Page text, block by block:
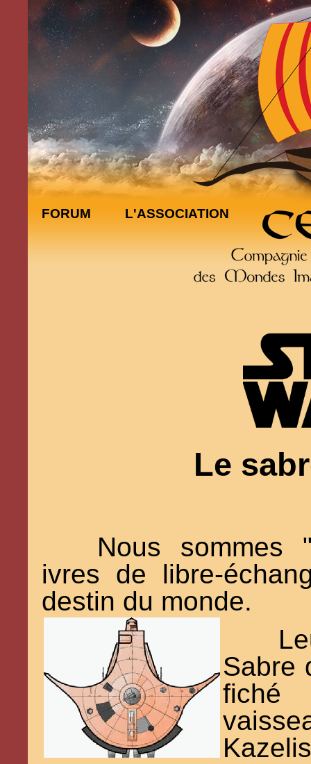
FORUM L'ASSOCIATION
Le
Nous sommes
ivres de libre-
destin du monde.
Sabre
fiché